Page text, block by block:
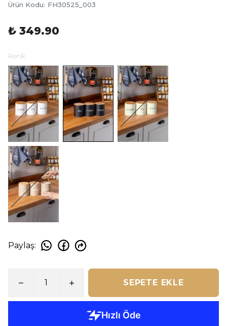
Ürün Kodu: FH30525_003
₺ 349.90
Renk
Paylaş:
SEPETE EKLE